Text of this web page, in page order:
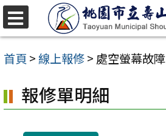
跳
至
主
內
容
首頁 >線上報修> 處空螢幕故障
報修單明細
選
單